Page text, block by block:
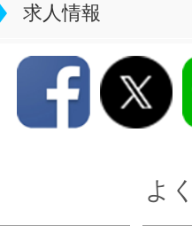
求人情報
よ